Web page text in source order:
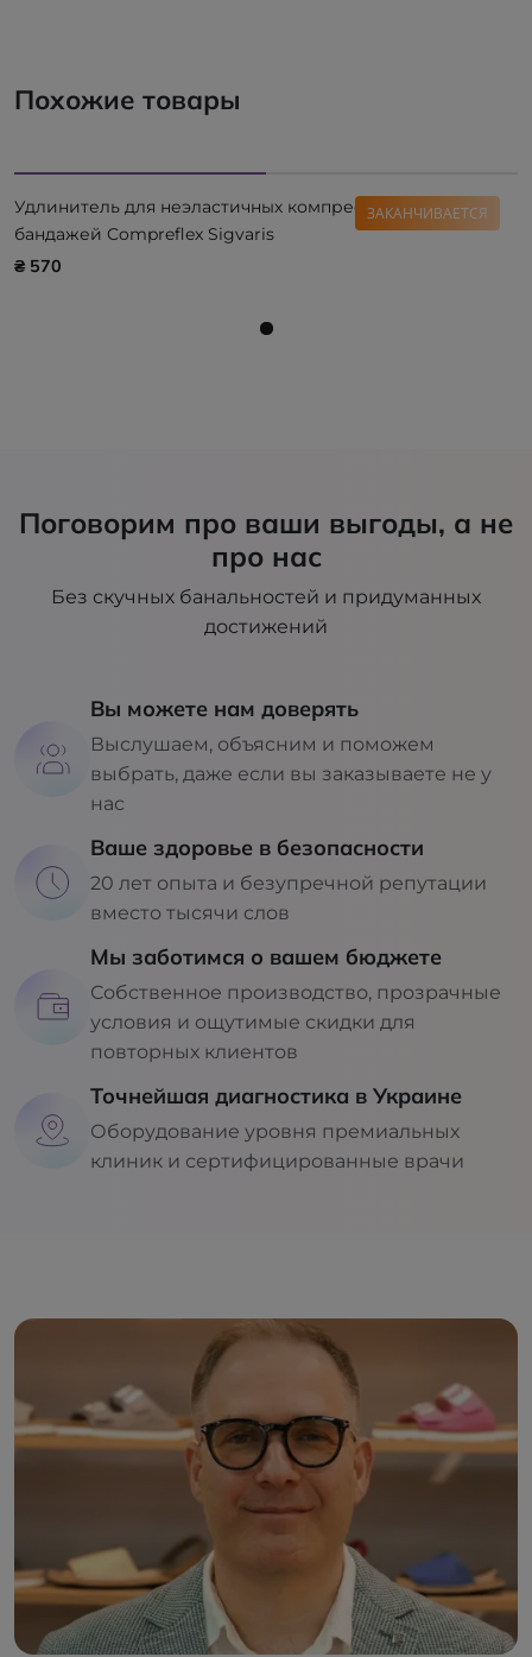
Похожие товары
ЗАКАНЧИВАЕТСЯ
Удлинитель для неэластичных компрессионных
бандажей Compreflex Sigvaris
₴ 570
Поговорим про ваши выгоды, а не
про нас
Без скучных банальностей и придуманных
достижений
Вы можете нам доверять
Выслушаем, объясним и поможем
выбрать, даже если вы заказываете не у
нас
Ваше здоровье в безопасности
20 лет опыта и безупречной репутации
вместо тысячи слов
Мы заботимся о вашем бюджете
Собственное производство, прозрачные
условия и ощутимые скидки для
повторных клиентов
Точнейшая диагностика в Украине
Оборудование уровня премиальных
клиник и сертифицированные врачи